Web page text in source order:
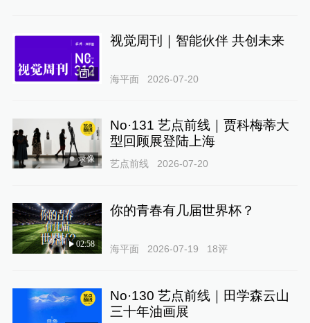
1
视觉周刊｜智能伙伴 共创未来
海平面 2026-07-20
录像
No·131 艺点前线｜贾科梅蒂大
型回顾展登陆上海
艺点前线 2026-07-20
02:58
你的青春有几届世界杯？
海平面 2026-07-19 18评
No·130 艺点前线｜田学森云山
三十年油画展